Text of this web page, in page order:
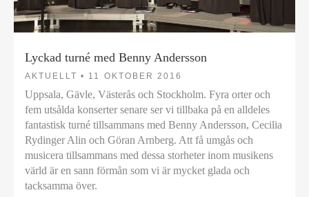
Lyckad turné med Benny Andersson
AKTUELLT • 11 OKTOBER 2016
Uppsala, Gävle, Västerås och Stockholm. Fyra orter och
fem utsålda konserter senare ser vi tillbaka på en alldeles
fantastisk turné tillsammans med Benny Andersson, Cecilia
Rydinger Alin och Göran Arnberg. Att få umgås och
musicera tillsammans med dessa storheter inom musikens
värld är en sann förmån som vi är mycket glada och
tacksamma över.